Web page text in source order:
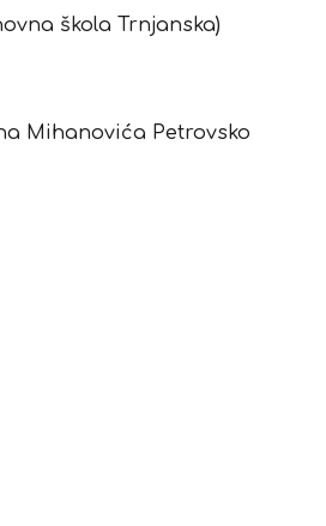
škola Trnjanska)
Mihanovića Petrovsko